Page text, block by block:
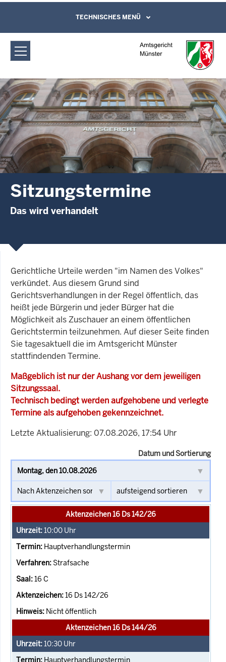
Amtsgericht Münster: Sitzungstermine
Direkt zum Inhalt
Leichte Sprache, Gebärdensprachenvideo
und Kontaktformular
TECHNISCHES MENÜ
Sitzungstermine
Das wird verhandelt
Gerichtliche Urteile werden "im Namen des Volkes"
verkündet. Aus diesem Grund sind
Gerichtsverhandlungen in der Regel öffentlich, das
heißt jede Bürgerin und jeder Bürger hat die
Möglichkeit als Zuschauer an einem öffentlichen
Gerichtstermin teilzunehmen. Auf dieser Seite finden
Sie tagesaktuell die im Amtsgericht Münster
stattfindenden Termine.
Maßgeblich ist nur der Aushang vor dem jeweiligen
Sitzungssaal.
Technisch bedingt werden aufgehobene und verlegte
Termine als aufgehoben gekennzeichnet.
Letzte Aktualisierung: 07.08.2026, 17:54 Uhr
Datum und Sortierung
Aktenzeichen 16 Ds 142/26
10:00 Uhr
Hauptverhandlungstermin
Strafsache
16 C
16 Ds 142/26
Nicht öffentlich
Aktenzeichen 16 Ds 144/26
10:30 Uhr
Hauptverhandlungstermin